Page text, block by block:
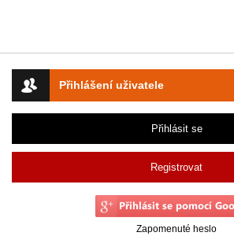
Přihlášení uživatele
Přihlásit se
Registrovat
Zapomenuté heslo